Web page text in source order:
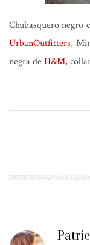
Chubasquero negro
UrbanOutfitters,
negra deH&M,